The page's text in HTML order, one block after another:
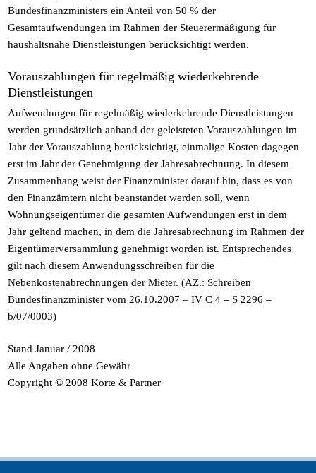
Bundesfinanzministers ein Anteil von 50 % der
Gesamtaufwendungen im Rahmen der Steuerermäßigung für
haushaltsnahe Dienstleistungen berücksichtigt werden.
Vorauszahlungen für regelmäßig wiederkehrende
Dienstleistungen
Aufwendungen für regelmäßig wiederkehrende Dienstleistungen
werden grundsätzlich anhand der geleisteten Vorauszahlungen im
Jahr der Vorauszahlung berücksichtigt, einmalige Kosten dagegen
erst im Jahr der Genehmigung der Jahresabrechnung. In diesem
Zusammenhang weist der Finanzminister darauf hin, dass es von
den Finanzämtern nicht beanstandet werden soll, wenn
Wohnungseigentümer die gesamten Aufwendungen erst in dem
Jahr geltend machen, in dem die Jahresabrechnung im Rahmen der
Eigentümerversammlung genehmigt worden ist. Entsprechendes
gilt nach diesem Anwendungsschreiben für die
Nebenkostenabrechnungen der Mieter. (AZ.: Schreiben
Bundesfinanzminister vom 26.10.2007 – IV C 4 – S 2296 –
b/07/0003)
Stand Januar / 2008
Alle Angaben ohne Gewähr
Copyright © 2008 Korte & Partner